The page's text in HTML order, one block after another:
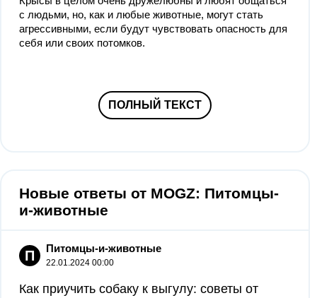
с людьми, но, как и любые животные, могут стать
агрессивными, если будут чувствовать опасность для
себя или своих потомков.
ПОЛНЫЙ ТЕКСТ
Новые ответы от MOGZ: Питомцы-
и-животные
П Питомцы-и-животные
22.01.2024 00:00
Как приучить собаку к выгулу: советы от